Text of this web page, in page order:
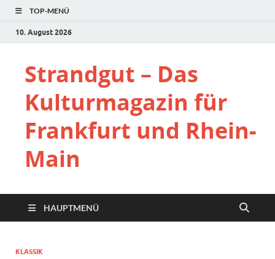
TOP-MENÜ
10. August 2026
Strandgut – Das
Kulturmagazin für
Frankfurt und Rhein-
Main
HAUPTMENÜ
KLASSIK